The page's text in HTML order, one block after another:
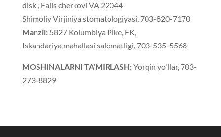
diski, Falls cherkovi VA 22044
Shimoliy Virjiniya stomatologiyasi, 703-820-7170
Manzil: 5827 Kolumbiya Pike, FK,
Iskandariya mahallasi salomatligi, 703-535-5568
MOSHINALARNI TA'MIRLASH:Yorqin yo'llar, 703-
273-8829